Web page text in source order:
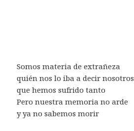
Somos materia de extrañeza
quién nos lo iba a decir nosotros
que hemos sufrido tanto
Pero nuestra memoria no arde
y ya no sabemos morir